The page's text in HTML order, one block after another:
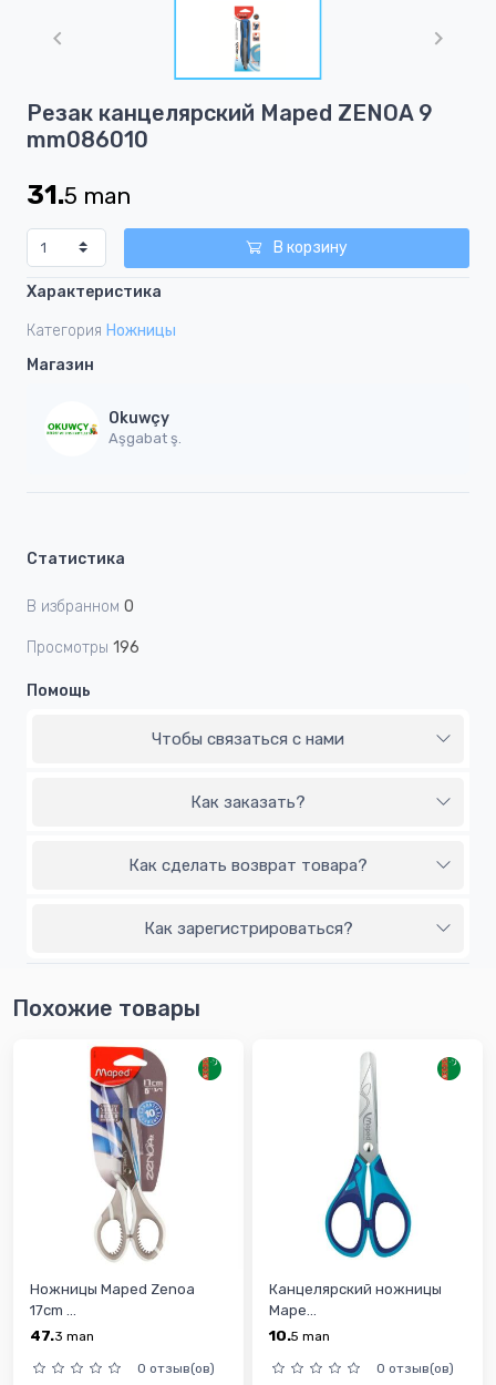
1
of
Резак канцелярский Maped ZENOA 9
mm086010
31.5 man
В корзину
Характеристика
Категория Ножницы
Магазин
Okuwçy
Aşgabat ş.
Статистика
В избранном 0
Просмотры 196
Помощь
Чтобы связаться с нами
Как заказать?
Как сделать возврат товара?
Как зарегистрироваться?
Похожие товары
Ножницы Maped Zenoa
17cm ...
47.3 man
0 отзыв(ов)
Канцелярский ножницы
Mape...
10.5 man
0 отзыв(ов)